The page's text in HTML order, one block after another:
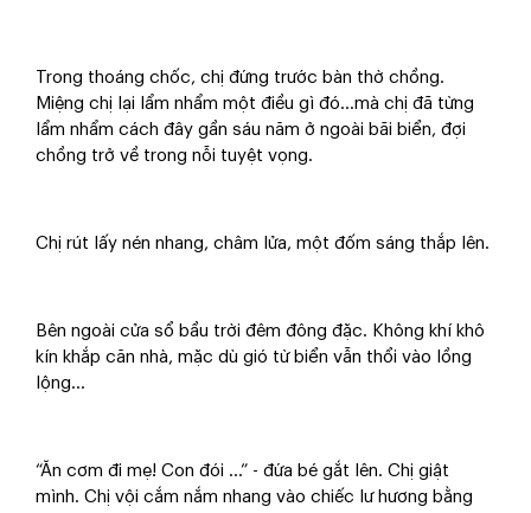
Trong thoáng chốc, chị đứng trước bàn thờ chồng.
Miệng chị lại lẩm nhẩm một điều gì đó…mà chị đã từng
lẩm nhẩm cách đây gần sáu năm ở ngoài bãi biển, đợi
chồng trở về trong nỗi tuyệt vọng.
Chị rút lấy nén nhang, châm lửa, một đốm sáng thắp lên.
Bên ngoài cửa sổ bầu trời đêm đông đặc. Không khí khô
kín khắp căn nhà, mặc dù gió từ biển vẫn thổi vào lồng
lộng…
“Ăn cơm đi mẹ! Con đói …” - đứa bé gắt lên. Chị giật
mình. Chị vội cắm nắm nhang vào chiếc lư hương bằng